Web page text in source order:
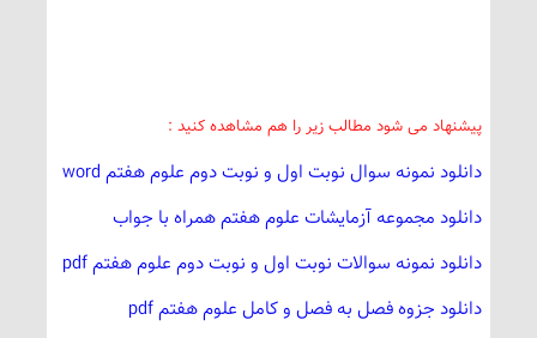
پیشنهاد می شود مطالب زیر را هم مشاهده کنید :
دانلود نمونه سوال نوبت اول و نوبت دوم علوم هفتم word
دانلود مجموعه آزمایشات علوم هفتم همراه با جواب
دانلود نمونه سوالات نوبت اول و نوبت دوم علوم هفتم pdf
دانلود جزوه فصل به فصل و کامل علوم هفتم pdf